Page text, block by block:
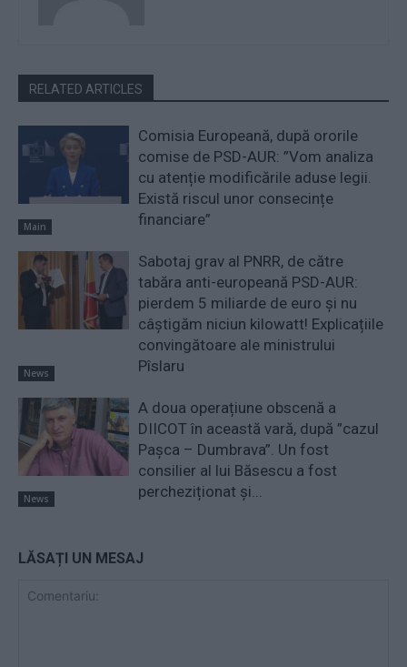
RELATED ARTICLES
Main
Comisia Europeană, după ororile
comise de PSD-AUR: ”Vom analiza
cu atenție modificările aduse legii.
Există riscul unor consecințe
financiare”
News
Sabotaj grav al PNRR, de către
tabăra anti-europeană PSD-AUR:
pierdem 5 miliarde de euro și nu
câștigăm niciun kilowatt! Explicațiile
convingătoare ale ministrului
Pîslaru
News
A doua operațiune obscenă a
DIICOT în această vară, după ”cazul
Pașca – Dumbrava”. Un fost
consilier al lui Băsescu a fost
percheziționat și...
LĂSAȚI UN MESAJ